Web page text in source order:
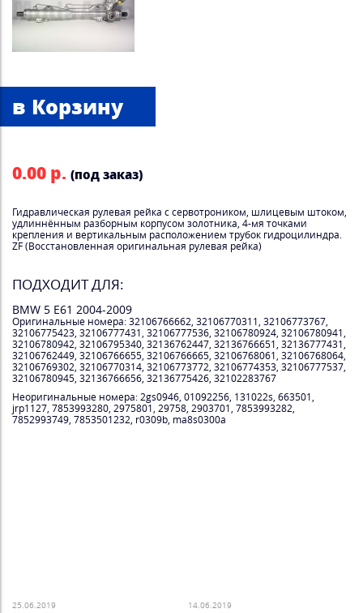
0.00 р. (под заказ)
Гидравлическая рулевая рейка с сервотроником, шлицевым штоком,
удлиннённым разборным корпусом золотника, 4-мя точками
крепления и вертикальным расположением трубок гидроцилиндра.
ZF (Восстановленная оригинальная рулевая рейка)
ПОДХОДИТ ДЛЯ:
BMW 5 E61 2004-2009
Оригинальные номера: 32106766662, 32106770311, 32106773767,
32106775423, 32106777431, 32106777536, 32106780924, 32106780941,
32106780942, 32106795340, 32136762447, 32136766651, 32136777431,
32106762449, 32106766655, 32106766665, 32106768061, 32106768064,
32106769302, 32106770314, 32106773772, 32106774353, 32106777537,
32106780945, 32136766656, 32136775426, 32102283767
Неоригинальные номера: 2gs0946, 01092256, 131022s, 663501,
jrp1127, 7853993280, 2975801, 29758, 2903701, 7853993282,
7852993749, 7853501232, r0309b, ma8s0300a
25.06.2019 14.06.2019